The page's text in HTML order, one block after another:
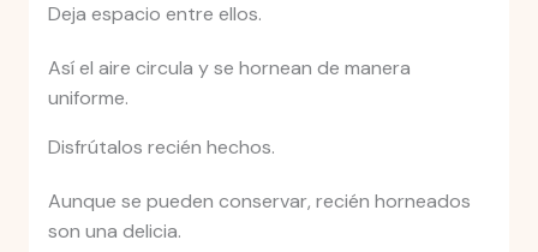
Deja espacio entre ellos.
Así el aire circula y se hornean de manera
uniforme.
Disfrútalos recién hechos.
Aunque se pueden conservar, recién horneados
son una delicia.